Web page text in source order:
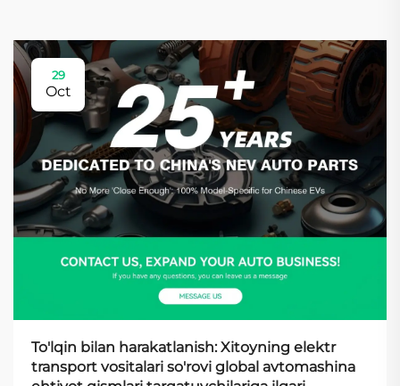
29
Oct
To'lqin bilan harakatlanish: Xitoyning elektr
transport vositalari so'rovi global avtomashina